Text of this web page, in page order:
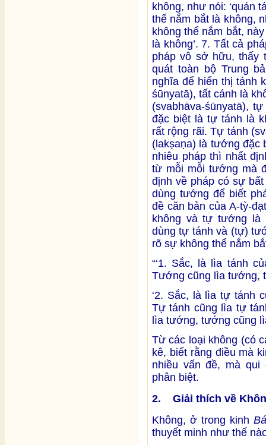
không, như nói: ‘quán
thể nắm bắt là không,
không thể nắm bắt,
là không’. 7. Tất cả
pháp vô sở hữu, thấy
quát toàn bộ Trung
nghĩa để hiển thị tánh
śūnyatā), tất cánh là
(svabhāva-śūnyatā),
đặc biệt là tự tánh là
rất rộng rãi. Tự tánh
(lakṣaṇa) là tướng đặc
nhiêu pháp thì nhất
từ mỗi mỗi tướng mà
định về pháp có sự
dùng tướng để biết
đề căn bản của A-tỳ-
không và tự tướng là
dùng tự tánh và (tự)
rõ sự không thể nắm
“‘1. Sắc, là lìa tánh
Tướng cũng lìa tướng,
‘2. Sắc, là lìa tự tánh
Tự tánh cũng lìa tự
lìa tướng, tướng cũng
Từ các loại không (có
kê, biết rằng điều mà
nhiều vấn đề, mà
phân biệt.
2. Giải thích về
Không, ở trong kinh
thuyết minh như thế